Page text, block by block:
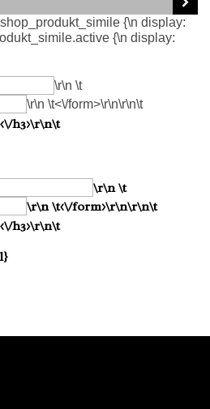
{\n display:
{\n display:
\r\n \t
\r\n \t<\/form>\r\n\r\n\t
h3>\r\n\t
\r\n \t
\r\n \t<\/form>\r\n\r\n\t
h3>\r\n\t